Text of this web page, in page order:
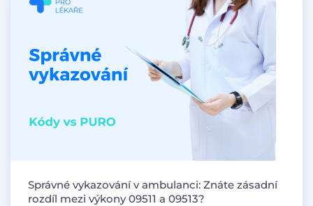
Správné vykazování v ambulanci: Znáte zásadní
rozdíl mezi výkony 09511 a 09513?